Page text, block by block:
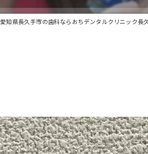
愛知県長久手市の歯科ならおちデンタルクリニック長